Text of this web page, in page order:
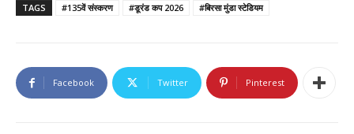
TAGS #135वें संस्करण #डूरंड कप 2026 #बिरसा मुंडा स्टेडियम
Facebook Twitter Pinterest